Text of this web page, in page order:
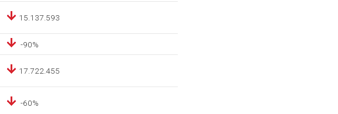
15.137.593
-90%
17.722.455
-60%